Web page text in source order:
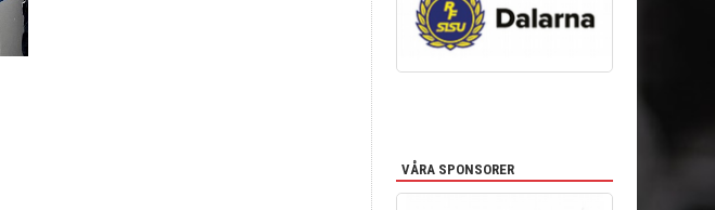
VÅRA SPONSORER